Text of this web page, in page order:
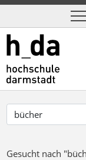
Gesucht nach